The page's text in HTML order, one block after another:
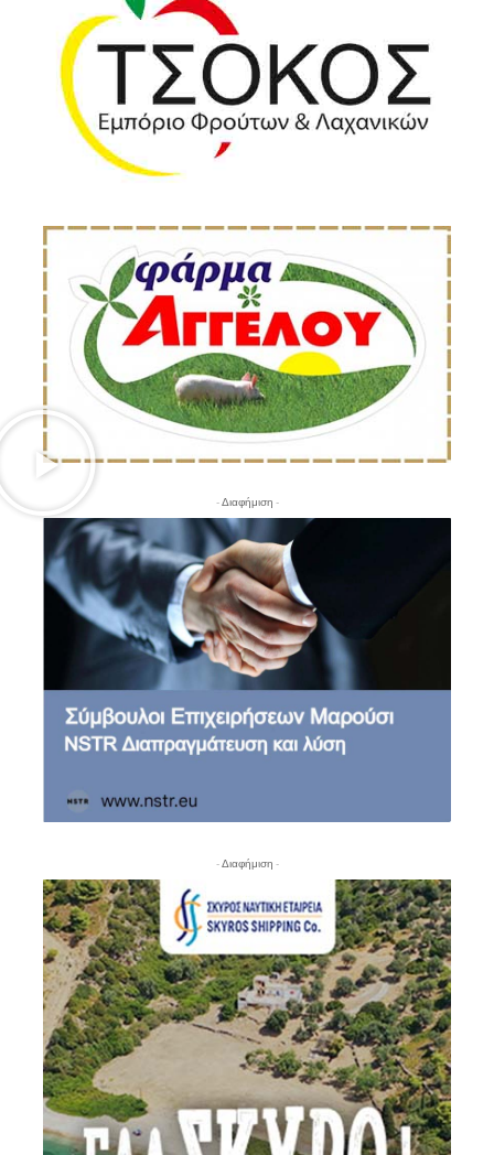
- Διαφήμιση -
- Διαφήμιση -